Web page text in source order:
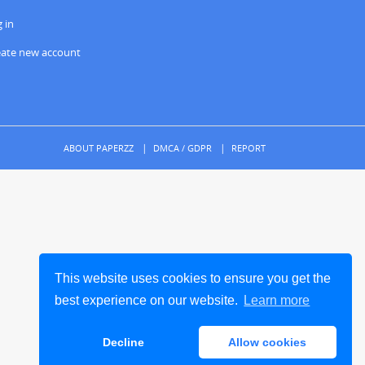
This website uses cookies to ensure you get the
best experience on our website.
Learn more
Decline Allow cookies
in
new account
ABOUT PAPERZZ DMCA / GDPR REPORT